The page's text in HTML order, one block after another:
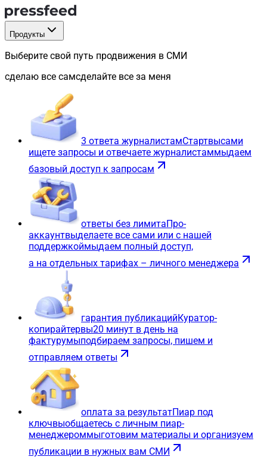
Продукты
Выберите свой путь продвижения в СМИ
сделаю все самсделайте все за меня
3 ответа журналистамСтартвысами
ищете запросы и отвечаете журналистаммыдаем
базовый доступ к запросам
ответы без лимитаПро-
аккаунтвыделаете все сами или с нашей
поддержкоймыдаем полный доступ,
а на отдельных тарифах – личного менеджера
гарантия публикацийКуратор-
копирайтервы20 минут в день на
фактурумыподбираем запросы, пишем и
отправляем ответы
оплата за результатПиар под
ключвыобщаетесь с личным пиар-
менеджероммыготовим материалы и организуем
публикации в нужных вам СМИ